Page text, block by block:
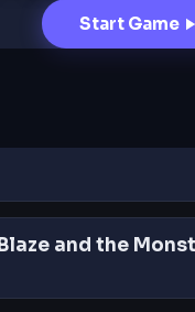
Start Game